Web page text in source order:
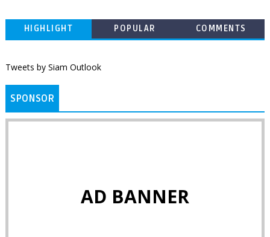
HIGHLIGHT POPULAR COMMENTS
Tweets by Siam Outlook
SPONSOR
AD BANNER